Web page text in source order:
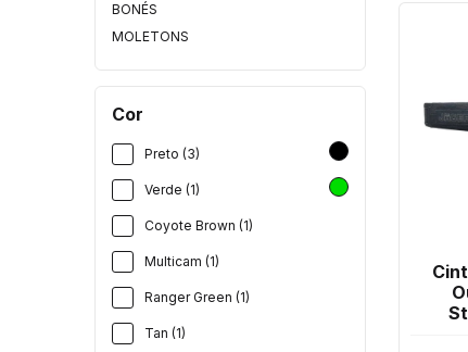
BONÉS
MOLETONS
Cor
Preto (3)
Verde (1)
Coyote Brown (1)
Multicam (1)
Ranger Green (1)
Tan (1)